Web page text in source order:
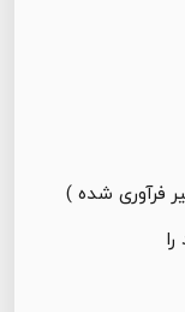
فرآوری شده )